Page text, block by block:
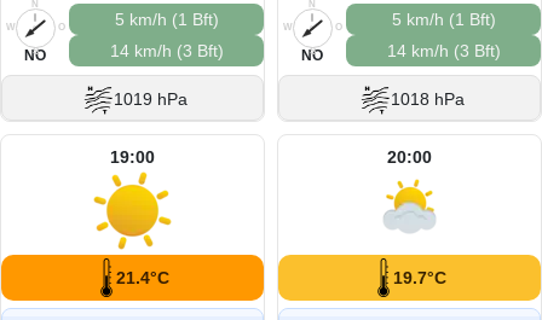
N
O
S
W
NO
5 km/h (1 Bft)
14 km/h (3 Bft)
1019 hPa
N
O
S
W
NO
5 km/h (1 Bft)
14 km/h (3 Bft)
1018 hPa
19:00
21.4°C
20:00
19.7°C